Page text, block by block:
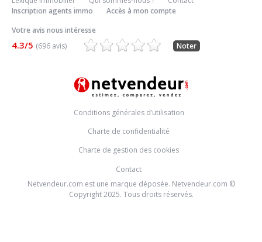
Inscription agents immo
Accès à mon compte
Votre avis nous intéresse
4.3/5 (696 avis) Noter
Conditions générales d’utilisation
Charte de confidentialité
Charte de gestion des cookies
Contact
Netvendeur.com est une marque déposée. Netvendeur.com ©
Copyright 2025. Tous droits réservés.